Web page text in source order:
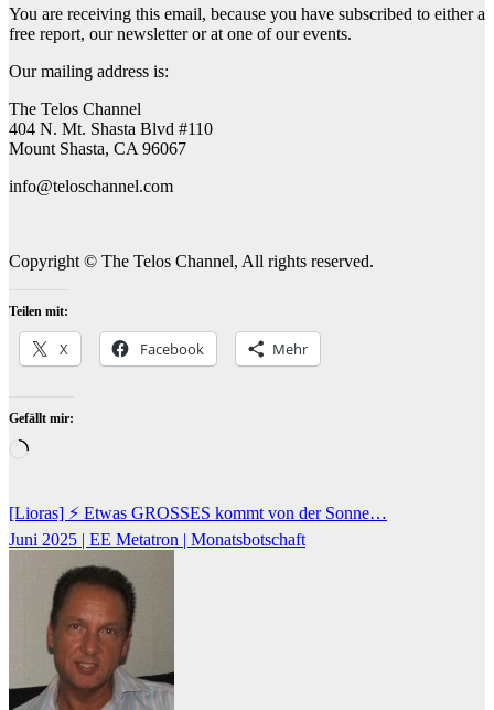
You are receiving this email, because you have subscribed to either a
free report, our newsletter or at one of our events.
Our mailing address is:
The Telos Channel
404 N. Mt. Shasta Blvd #110
Mount Shasta, CA 96067
info@teloschannel.com
Copyright © The Telos Channel, All rights reserved.
Teilen mit:
X Facebook Mehr
Gefällt mir:
Wird
Beitragsnavigation
[Lioras] ⚡ Etwas GROSSES kommt von der Sonne…
Juni 2025 | EE Metatron | Monatsbotschaft